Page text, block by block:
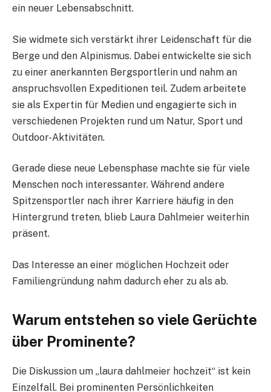
ein neuer Lebensabschnitt.
Sie widmete sich verstärkt ihrer Leidenschaft für die
Berge und den Alpinismus. Dabei entwickelte sie sich
zu einer anerkannten Bergsportlerin und nahm an
anspruchsvollen Expeditionen teil. Zudem arbeitete
sie als Expertin für Medien und engagierte sich in
verschiedenen Projekten rund um Natur, Sport und
Outdoor-Aktivitäten.
Gerade diese neue Lebensphase machte sie für viele
Menschen noch interessanter. Während andere
Spitzensportler nach ihrer Karriere häufig in den
Hintergrund treten, blieb Laura Dahlmeier weiterhin
präsent.
Das Interesse an einer möglichen Hochzeit oder
Familiengründung nahm dadurch eher zu als ab.
Warum entstehen so viele Gerüchte
über Prominente?
Die Diskussion um „laura dahlmeier hochzeit“ ist kein
Einzelfall. Bei prominenten Persönlichkeiten